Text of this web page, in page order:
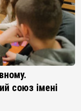
союз імені